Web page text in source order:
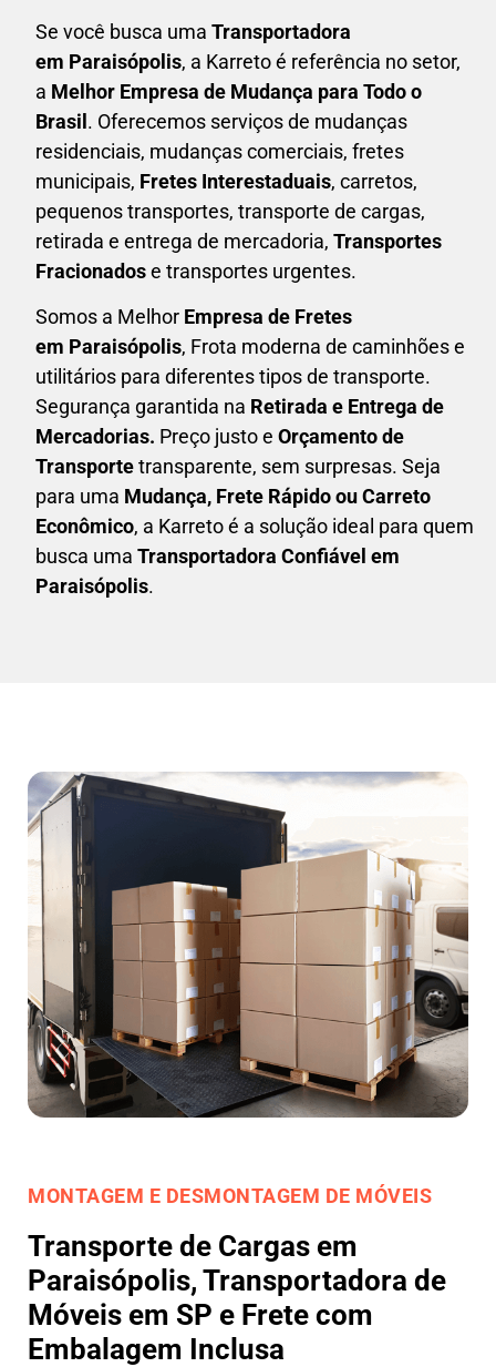
Se você busca uma Transportadora
em Paraisópolis, a Karreto é referência no setor,
a Melhor Empresa de Mudança para Todo o
Brasil. Oferecemos serviços de mudanças
residenciais, mudanças comerciais, fretes
municipais, Fretes Interestaduais, carretos,
pequenos transportes, transporte de cargas,
retirada e entrega de mercadoria, Transportes
Fracionadose transportes urgentes.
Somos a Melhor Empresa de Fretes
em Paraisópolis, Frota moderna de caminhões e
utilitários para diferentes tipos de transporte.
Segurança garantida na Retirada e Entrega de
Mercadorias. Preço justo e Orçamento de
Transportetransparente, sem surpresas. Seja
para uma Mudança, Frete Rápido ou Carreto
Econômico, a Karretoé a solução ideal para quem
busca uma Transportadora Confiável em
Paraisópolis.
MONTAGEM E DESMONTAGEM DE MÓVEIS
Transporte de Cargas em
Paraisópolis, Transportadora de
Móveis em SP e Frete com
Embalagem Inclusa